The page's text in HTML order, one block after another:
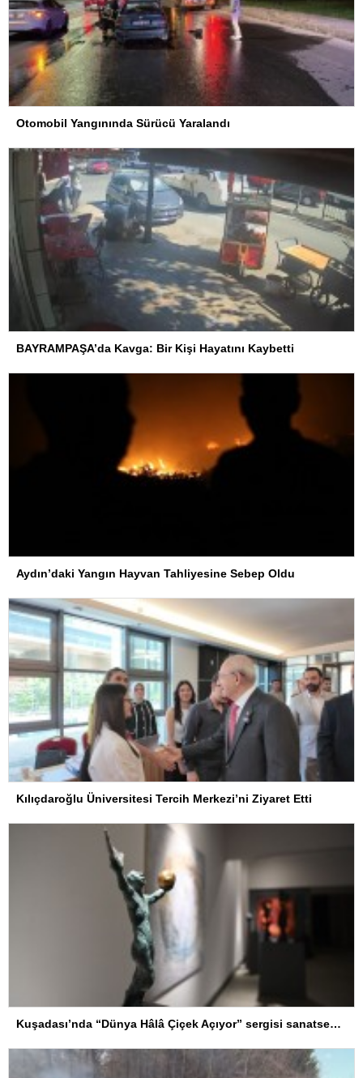
Otomobil Yangınında Sürücü Yaralandı
BAYRAMPAŞA’da Kavga: Bir Kişi Hayatını Kaybetti
Aydın’daki Yangın Hayvan Tahliyesine Sebep Oldu
Kılıçdaroğlu Üniversitesi Tercih Merkezi’ni Ziyaret Etti
Kuşadası’nda “Dünya Hâlâ Çiçek Açıyor” sergisi sanatseverlerle buluşuyor